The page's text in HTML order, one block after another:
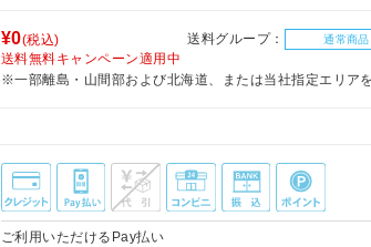
¥0(税込) 送料グループ： 通常商品
送料無料キャンペーン適用中
※一部離島・山間部および北海道、または当社指定エリア
ご利用いただけるPay払い